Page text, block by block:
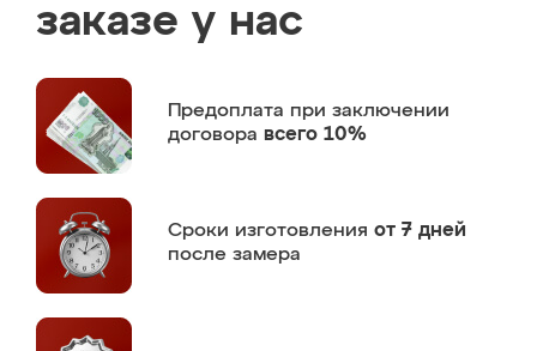
заказе у нас
Предоплата при заключении
договора всего 10%
Сроки изготовления от 7 дней
после замера